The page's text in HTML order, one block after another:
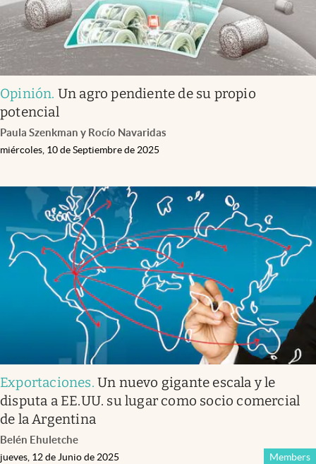
Opinión. Un agro pendiente de su propio
potencial
Paula Szenkman y Rocío Navaridas
miércoles, 10 de Septiembre de 2025
Exportaciones.Un nuevo gigante escala y le
disputa a EE.UU. su lugar como socio comercial
de la Argentina
Belén Ehuletche
Members
jueves, 12 de Junio de 2025